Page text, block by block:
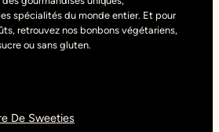
spécialités du monde entier. Et pour
retrouvez nos bonbons végétariens,
ou sans gluten.
De Sweeties